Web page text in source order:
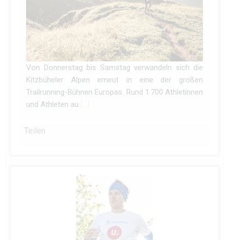
Von Donnerstag bis Samstag verwandeln sich die
Kitzbüheler Alpen erneut in eine der großen
Trailrunning-Bühnen Europas. Rund 1.700 Athletinnen
und Athleten au […]
Teilen